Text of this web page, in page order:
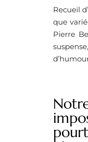
Recueil
que
Pierre